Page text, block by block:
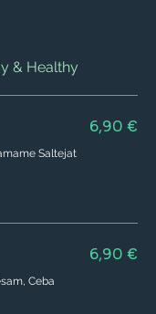
+ Veggy & Healthy
Saltejat
6,90 €
Ceba
6,90 €